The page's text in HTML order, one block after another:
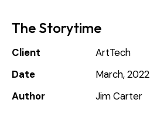
The Storytime
Client
ArtTech
Date
March, 2022
Author
Jim Carter